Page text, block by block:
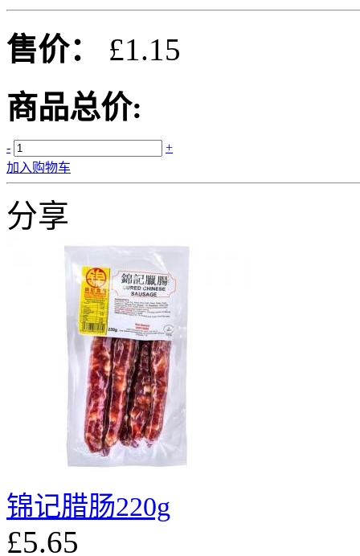
售价：
£1.15
商品总价:
-
+
加入购物车
分享
锦记腊肠220g
£5.65